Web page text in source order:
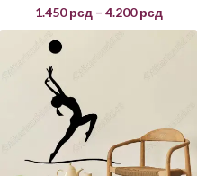
1.450рсд – 4.200рсд